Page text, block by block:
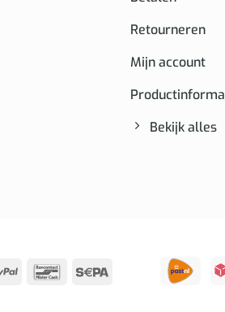
Retourneren
Mijn account
Bekijk alles
PayPal Bancontact
Sepa